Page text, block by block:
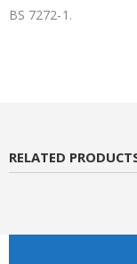
BS 7272-1.
RELATED